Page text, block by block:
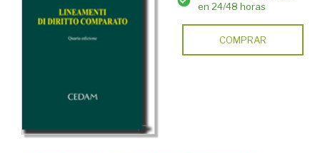
en 24/48 horas
COMPRAR